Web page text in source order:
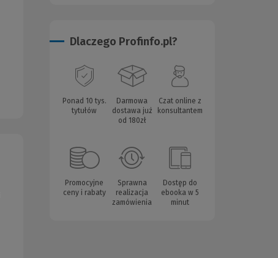
Dlaczego Profinfo.pl?
Ponad 10 tys.
tytułów
Darmowa
dostawa już
od 180zł
Czat online z
konsultantem
Promocyjne
ceny i rabaty
Sprawna
realizacja
zamówienia
Dostęp do
ebooka w 5
minut